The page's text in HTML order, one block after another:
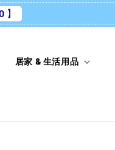
居家 & 生活用品